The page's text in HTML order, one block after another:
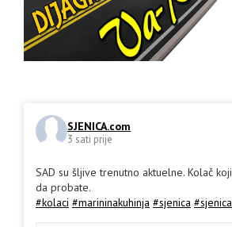
SJENICA.com
3 sati prije
SAD su šljive trenutno aktuelne. Kolač
da probate.
#kolaci #marininakuhinja #sjenica